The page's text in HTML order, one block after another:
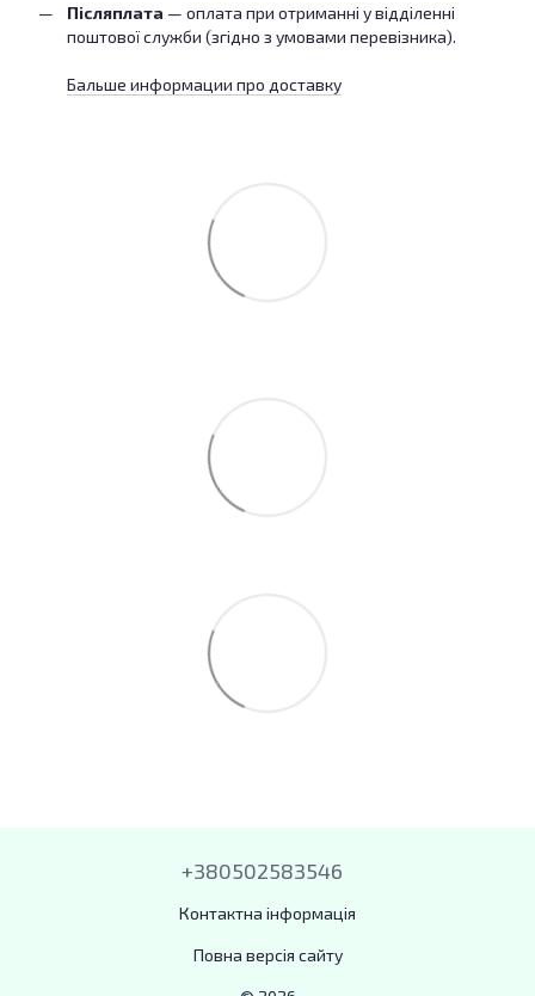
Післяплата — оплата при отриманні у відділенні
поштової служби (згідно з умовами перевізника).
Бальше информации про доставку
+380502583546
Контактна інформація
Повна версія сайту